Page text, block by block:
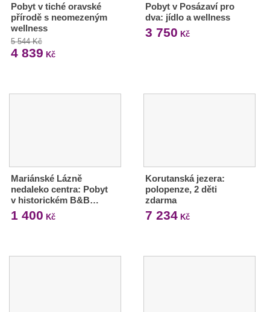
Pobyt v tiché oravské
přírodě s neomezeným
wellness
5 544 Kč
4 839 Kč
Pobyt v Posázaví pro
dva: jídlo a wellness
3 750 Kč
Mariánské Lázně
nedaleko centra: Pobyt
v historickém B&B…
1 400 Kč
Korutanská jezera:
polopenze, 2 děti
zdarma
7 234Kč